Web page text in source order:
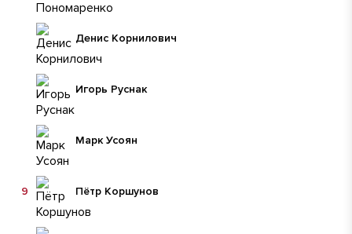
Денис Корнилович
Игорь Руснак
Марк Усоян
Пëтр Коршунов
9